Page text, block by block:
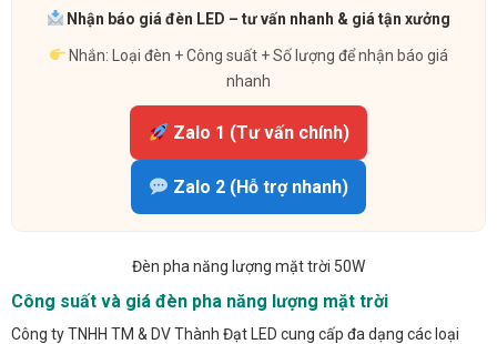
Nhận báo giá đèn LED – tư vấn nhanh & giá tận xưởng
Nhắn: Loại đèn + Công suất + Số lượng để nhận báo giá
nhanh
Zalo 1 (Tư vấn chính)
Zalo 2 (Hỗ trợ nhanh)
Đèn pha năng lượng mặt trời 50W
Công suất và giá đèn pha năng lượng mặt trời
Công ty TNHH TM & DV Thành Đạt LED cung cấp đa dạng các loại